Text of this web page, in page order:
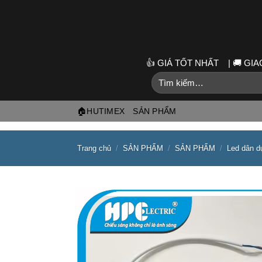
👍 GIÁ TỐT NHẤT | 🚚
Tìm
kiếm:
🏠HUTIMEX SẢN PHẨM
Trang chủ / SẢN PHẨM / SẢN PHẨM / Led dân